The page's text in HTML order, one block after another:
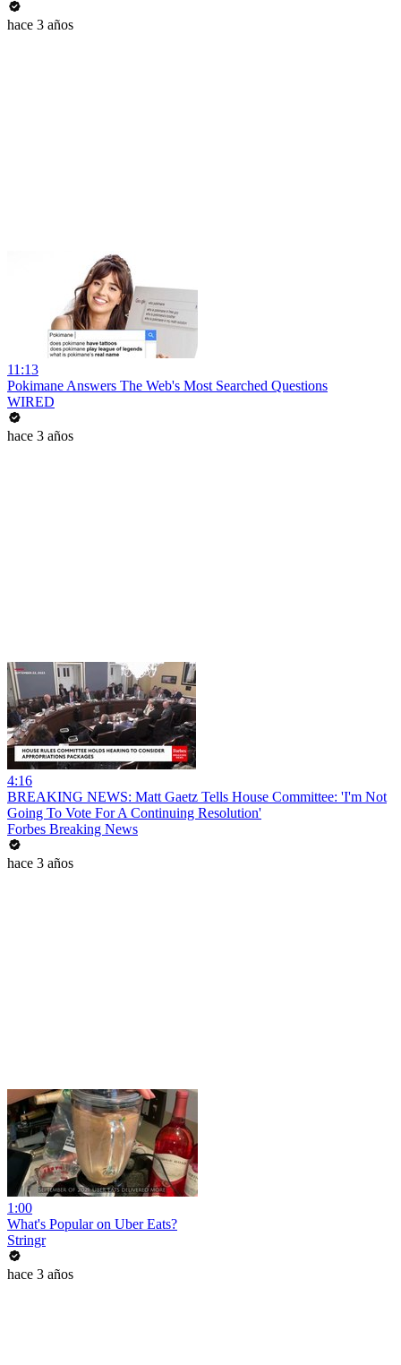
hace 3 años
11:13
Pokimane Answers The Web's Most Searched Questions
WIRED
hace 3 años
4:16
BREAKING NEWS: Matt Gaetz Tells House Committee: 'I'm Not
Going To Vote For A Continuing Resolution'
Forbes Breaking News
hace 3 años
1:00
What's Popular on Uber Eats?
Stringr
hace 3 años